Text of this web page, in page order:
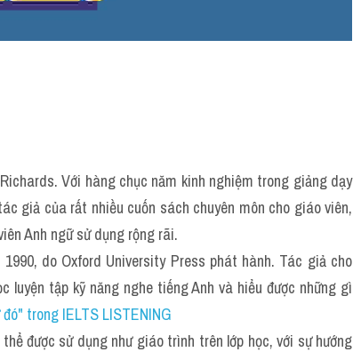
Với hàng chục năm kinh nghiệm trong giảng dạy
giả của rất nhiều cuốn sách chuyên môn cho giáo viên,
Anh ngữ sử dụng rộng rãi.
do Oxford University Press phát hành. Tác giả cho
tập kỹ năng nghe tiếng Anh và hiểu được những gì
trong IELTS LISTENING
được sử dụng như giáo trình trên lớp học, với sự hướng